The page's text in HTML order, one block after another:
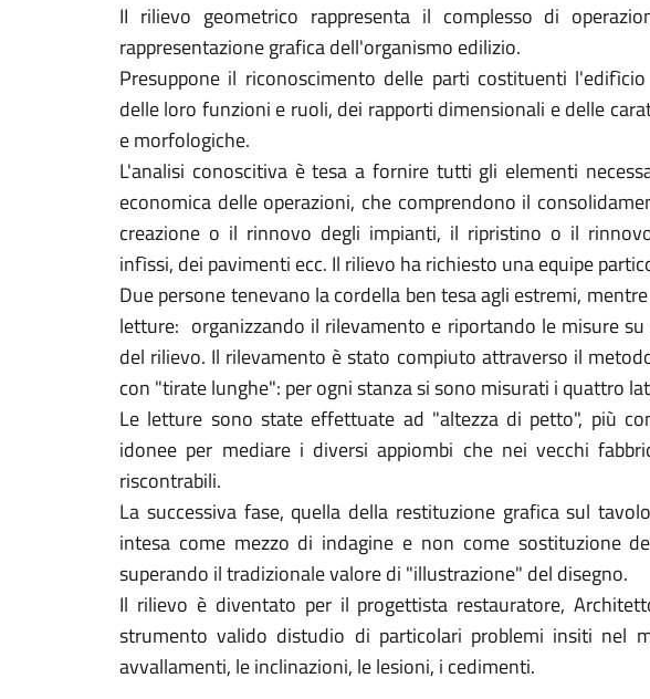
II rilievo geometrico rappresenta il complesso di
rappresentazione grafica dell'organismo edilizio.
Presuppone il riconoscimento delle parti costituenti
delle loro funzioni e ruoli, dei rapporti dimensionali e delle
e morfologiche.
L'analisi conoscitiva è tesa a fornire tutti gli elementi
economica delle operazioni, che comprendono il
creazione o il rinnovo degli impianti, il ripristino o il
infìssi, dei pavimenti ecc. Il rilievo ha richiesto una equipe
Due persone tenevano la cordella ben tesa agli estremi,
letture: organizzando il rilevamento e riportando le misure
del rilievo. Il rilevamento è stato compiuto attraverso il
con "tirate lunghe": per ogni stanza si sono misurati i quattro
Le letture sono state effettuate ad "altezza di petto", più
idonee per mediare i diversi appiombi che nei vecchi
riscontrabili.
La successiva fase, quella della restituzione grafica sul
intesa come mezzo di indagine e non come sostituzione
superando il tradizionale valore di "illustrazione" del disegno.
Il rilievo è diventato per il progettista restauratore,
strumento valido distudio di particolari problemi insiti nel
avvallamenti, le inclinazioni, le lesioni, i cedimenti.